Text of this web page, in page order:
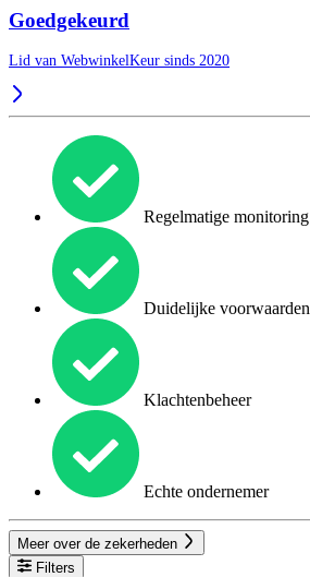
Goedgekeurd
Lid van WebwinkelKeur sinds 2020
Regelmatige monitoring
Duidelijke voorwaarden
Klachtenbeheer
Echte ondernemer
Meer over de zekerheden
Filters